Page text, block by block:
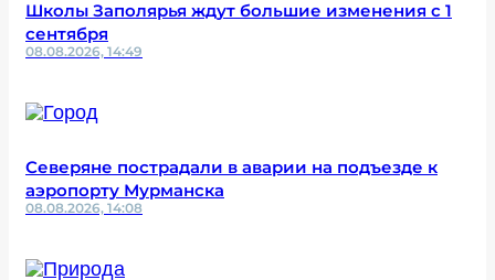
Школы Заполярья ждут большие изменения с 1
сентября
08.08.2026, 14:49
Северяне пострадали в аварии на подъезде к
аэропорту Мурманска
08.08.2026, 14:08